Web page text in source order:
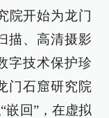
院开始为龙门
描、高清摄影
字技术保护珍
门石窟研究院
嵌回”，在虚拟